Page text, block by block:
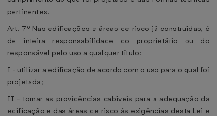
pertinentes.
Art. 7º Nas edificações e áreas de risco já construídas, é
de inteira responsabilidade do proprietário ou do
responsável pelo uso a qualquer título:
I - utilizar a edificação de acordo com o uso para o qual foi
projetada;
II - tomar as providências cabíveis para a adequação da
edificação e das áreas de risco às exigências desta Lei e